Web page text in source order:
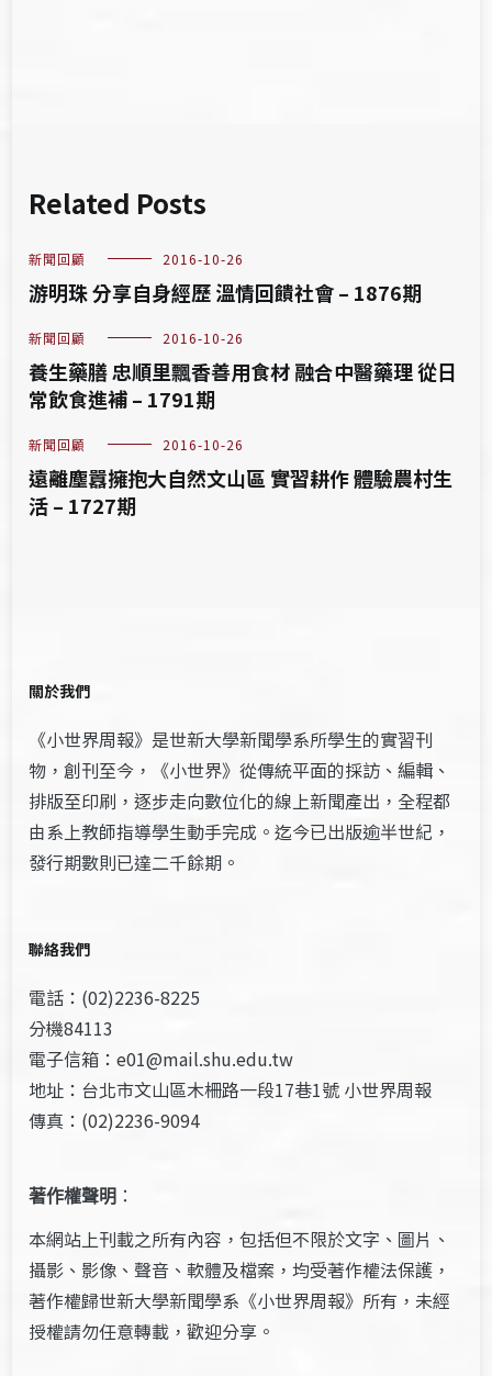
Related Posts
新聞回顧 2016-10-26
游明珠 分享自身經歷 溫情回饋社會 – 1876期
新聞回顧 2016-10-26
養生藥膳 忠順里飄香善用食材 融合中醫藥理 從日
常飲食進補 – 1791期
新聞回顧 2016-10-26
遠離塵囂擁抱大自然文山區 實習耕作 體驗農村生
活 – 1727期
關於我們
《小世界周報》是世新大學新聞學系所學生的實習刊
物，創刊至今，《小世界》從傳統平面的採訪、編輯、
排版至印刷，逐步走向數位化的線上新聞產出，全程都
由系上教師指導學生動手完成。迄今已出版逾半世紀，
發行期數則已達二千餘期。
聯絡我們
電話：(02)2236-8225
分機84113
電子信箱：e01@mail.shu.edu.tw
地址：台北市文山區木柵路一段17巷1號 小世界周報
傳真：(02)2236-9094
著作權聲明 ：
本網站上刊載之所有內容，包括但不限於文字、圖片、
攝影、影像、聲音、軟體及檔案，均受著作權法保護，
著作權歸世新大學新聞學系《小世界周報》所有，未經
授權請勿任意轉載，歡迎分享。